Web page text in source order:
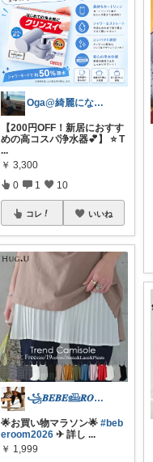
Oga@綺麗になりたいアラサー美容オタク
【200円OFF！新居におすす
めの高コスパ浄水器💕】 ⭐️ T
...
￥ 3,300
0 1 10
コレ いいね
꧁𝑩𝑬𝑩𝑬𓊝𝑹𝑶𝑶𝑴꧂
🌟お買い物マラソン🌟#beb
eroom2026 ✈︎ 詳し ...
￥ 1,999